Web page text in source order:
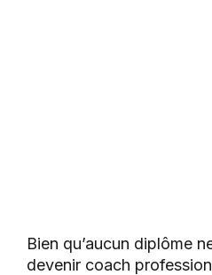
Bien qu’aucun diplôme
devenir coach